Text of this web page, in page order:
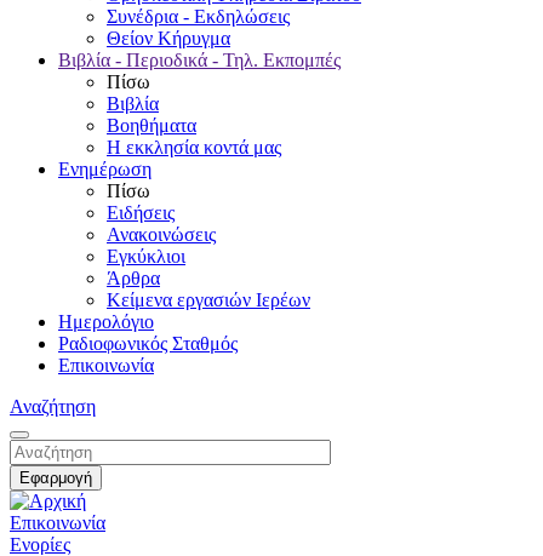
Συνέδρια - Εκδηλώσεις
Θείον Κήρυγμα
Βιβλία - Περιοδικά - Τηλ. Εκπομπές
Πίσω
Βιβλία
Βοηθήματα
Η εκκλησία κοντά μας
Ενημέρωση
Πίσω
Ειδήσεις
Ανακοινώσεις
Εγκύκλιοι
Άρθρα
Κείμενα εργασιών Ιερέων
Ημερολόγιο
Ραδιοφωνικός Σταθμός
Επικοινωνία
Αναζήτηση
Επικοινωνία
Ενορίες